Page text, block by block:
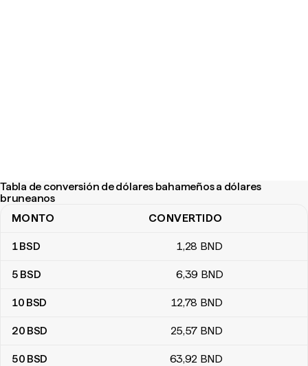
Tabla de conversión de dólares bahameños a dólares
bruneanos
Tabla de conversión de dólares bahameños a dólares bruneanos
MONTO CONVERTIDO
1BSD 1,28 BND
5 BSD 6,39 BND
10 BSD 12,78 BND
20 BSD 25,57 BND
50 BSD 63,92 BND